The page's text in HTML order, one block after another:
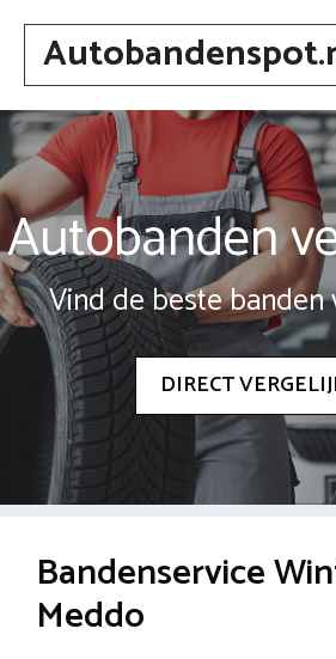
Spring
inhoud
Autobanden
Vind de beste
DIRECT
Bandenservice
Meddo